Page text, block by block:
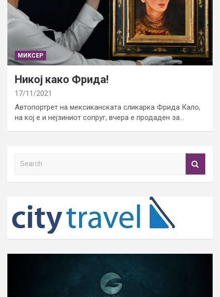
МИКСЕР
Никој како Фрида!
17/11/2021
Автопортрет на мексиканската сликарка Фрида Кало,
на кој е и нејзиниот сопруг, вчера е продаден за…
h